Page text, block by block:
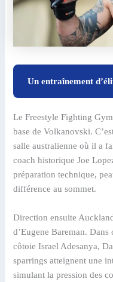
Un entraînement
Le Freestyle Fighting
base de Volkanovski.
salle australienne où il a
coach historique Joe
préparation technique,
différence au sommet.
Direction ensuite
d’Eugene Bareman.
côtoie Israel Adesanya,
sparrings atteignent une
simulant la pression des